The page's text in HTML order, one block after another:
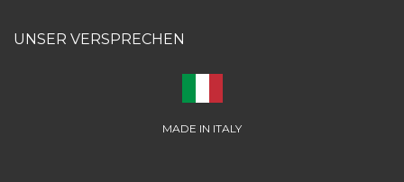
UNSER VERSPRECHEN
MADE IN ITALY